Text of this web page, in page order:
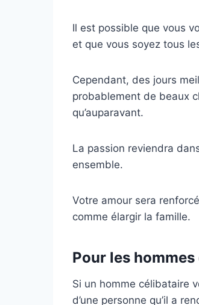
Il est possible que vous
et que vous soyez tous
Cependant, des jours
probablement de beaux
qu’auparavant.
La passion reviendra
ensemble.
Votre amour sera
comme élargir la famille.
Pour les
Si un homme célibataire
d’une personne qu’il a